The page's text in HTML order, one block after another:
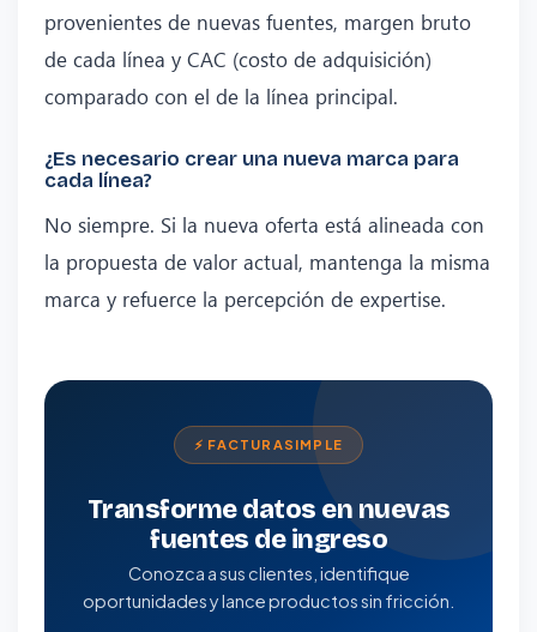
provenientes de nuevas fuentes, margen bruto
de cada línea y CAC (costo de adquisición)
comparado con el de la línea principal.
¿Es necesario crear una nueva marca para
cada línea?
No siempre. Si la nueva oferta está alineada con
la propuesta de valor actual, mantenga la misma
marca y refuerce la percepción de expertise.
⚡ FACTURASIMPLE
Transforme datos en nuevas
fuentes de ingreso
Conozca a sus clientes, identifique
oportunidades y lance productos sin fricción.